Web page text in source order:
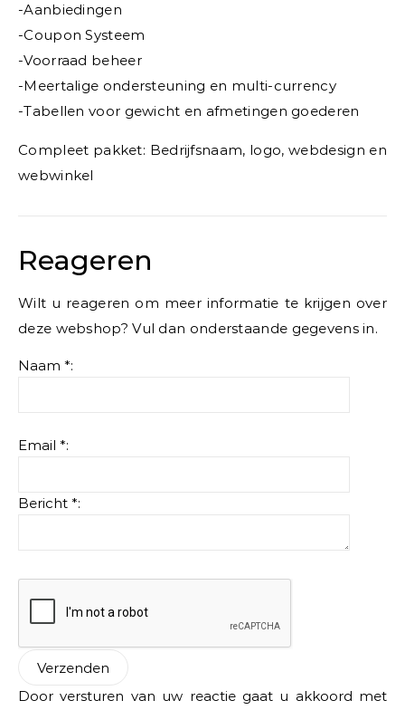
-Aanbiedingen
-Coupon Systeem
-Voorraad beheer
-Meertalige ondersteuning en multi-currency
-Tabellen voor gewicht en afmetingen goederen
Compleet pakket: Bedrijfsnaam, logo, webdesign en
webwinkel
Reageren
Wilt u reageren om meer informatie te krijgen over
deze webshop? Vul dan onderstaande gegevens in.
Naam *:
Email *:
Bericht *:
Door versturen van uw reactie gaat u akkoord met